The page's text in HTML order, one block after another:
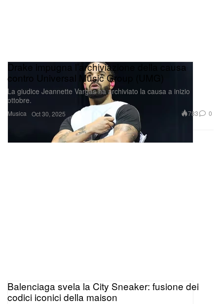
Musica
Drake impugna l’archiviazione della causa
contro Universal Music Group (UMG)
La giudice Jeannette Vargas ha archiviato la causa a inizio
ottobre.
Oct 30, 2025 783 0
Balenciaga svela la City Sneaker: fusione dei
codici iconici della maison